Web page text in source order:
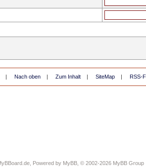
| Nach oben | Zum Inhalt | SiteMap | RSS-
, Powered by MyBB , © 2002-2026 MyBB Group